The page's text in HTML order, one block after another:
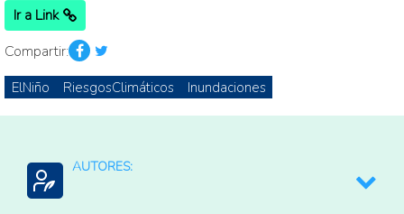
Ir a Link
Compartir:
ElNiño RiesgosClimáticos Inundaciones
AUTORES: